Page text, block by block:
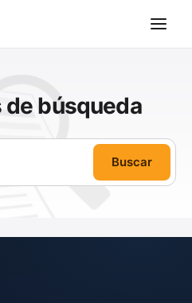
de búsqueda
Buscar